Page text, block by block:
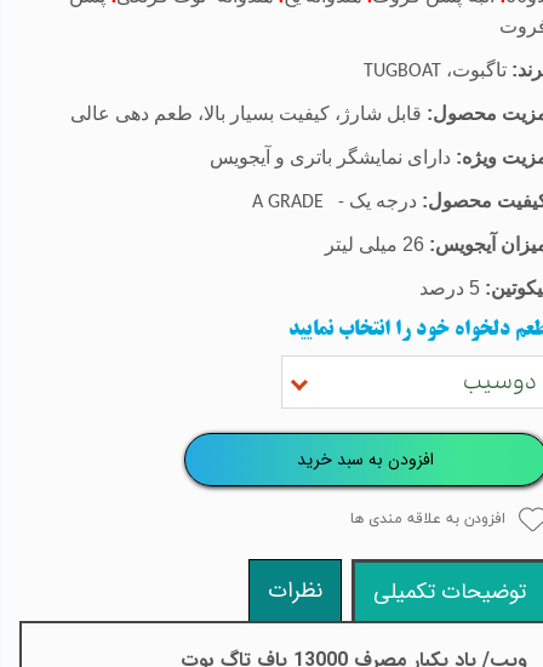
تاگبوت، TUGBOAT
محصول: قابل شارژ، کیفیت بسیار بالا، طعم دهی عالی
ویژه: دارای نمایشگر باتری و آیجویس
محصول: درجه یک-
A GRADE
آیجویس: 26 میلی لیتر
5 درصد
دلخواه خود را انتخاب نمایید
دوسیب
افزودن به سبد خرید
افزودن به علاقه مندی ها
توضیحات تکمیلی نظرات
ویپ/ پاد یکبار مصرف 13000 پاف تاگ بوت